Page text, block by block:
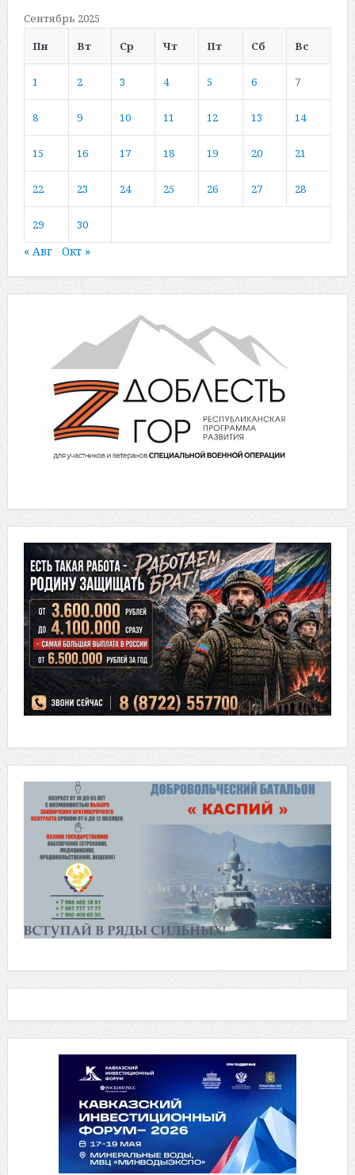
Сентябрь 2025
Пн
Вт Ср Чт Пт Сб Вс
1 2 3 4 5 6 7
8 9 10 11 12 13 14
15 16 17 18 19 20 21
22 23 24 25 26 27 28
29 30
« Авг Окт »